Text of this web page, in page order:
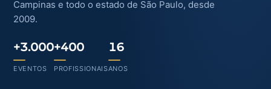
Campinas e todo o estado de São Paulo, desde
2009.
+3.000
EVENTOS
+400
PROFISSIONAIS
16
ANOS